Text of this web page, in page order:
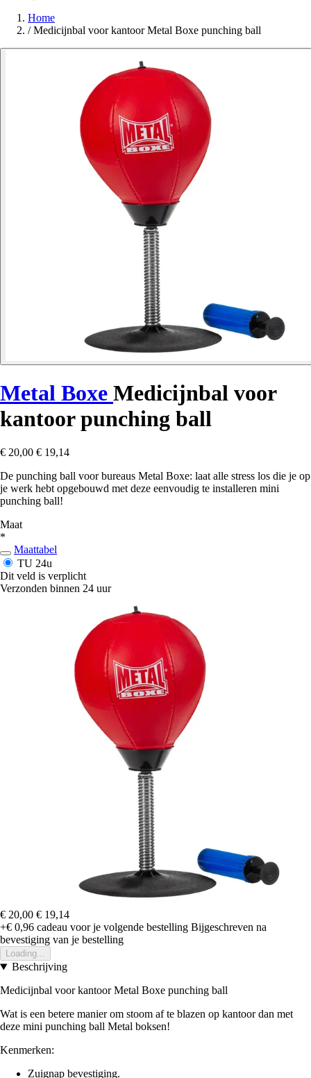
Home
/ Medicijnbal voor kantoor Metal Boxe punching ball
Metal Boxe Medicijnbal voor
kantoor punching ball
€ 20,00 € 19,14
De punching ball voor bureaus Metal Boxe: laat alle stress los die je op
je werk hebt opgebouwd met deze eenvoudig te installeren mini
punching ball!
Maat
*
Maattabel
TU 24u
Dit veld is verplicht
Verzonden binnen 24 uur
€ 20,00 € 19,14
+€ 0,96 cadeau voor je volgende bestelling Bijgeschreven na
bevestiging van je bestelling
Loading...
Beschrijving
Medicijnbal voor kantoor Metal Boxe punching ball
Wat is een betere manier om stoom af te blazen op kantoor dan met
deze mini punching ball Metal boksen!
Kenmerken:
Zuignap bevestiging.